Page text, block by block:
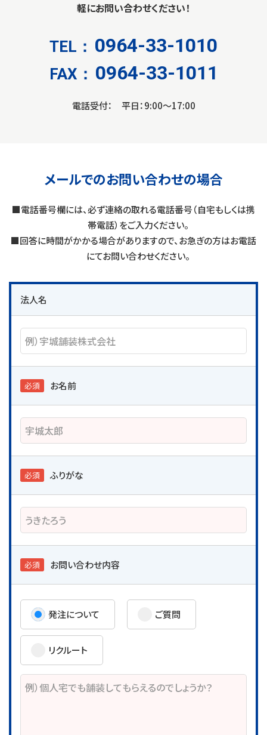
軽にお問い合わせください！
TEL： 0964-33-1010
FAX： 0964-33-1011
電話受付： 平日：9:00〜17:00
メールでのお問い合わせの場合
■電話番号欄には、必ず連絡の取れる電話番号（自宅もしくは携
帯電話）をご入力ください。
■回答に時間がかかる場合がありますので、お急ぎの方はお電話
にてお問い合わせください。
法人名
必須 お名前
必須 ふりがな
必須 お問い合わせ内容
発注について ご質問
リクルート